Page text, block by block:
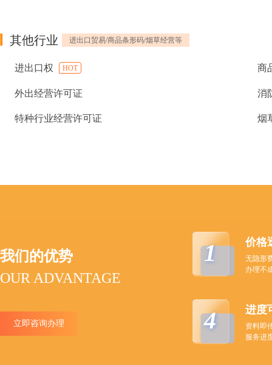
其他行业 进出口贸易/商品条形码/烟草经营等
进出口权 HOT 商
外出经营许可证 消
特种行业经营许可证 烟
我们的优势
OUR ADVANTAGE
立即咨询办理
1 价格
无隐形
办理不
4 进度
资料即
服务进